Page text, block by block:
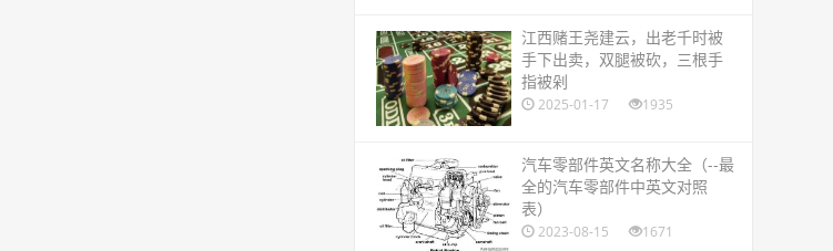
​江西赌王尧建云，出老千时被
手下出卖，双腿被砍，三根手
指被剁
2025-01-17 1935
​汽车零部件英文名称大全（--最
全的汽车零部件中英文对照
表）
2023-08-15 1671